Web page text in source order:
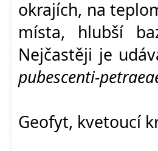
okrajích, na
místa, hlubší
Nejčastěji je
pubescenti-
Geofyt, kvetoucí